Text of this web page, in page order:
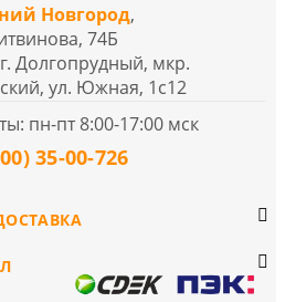
Новгород,
74Б
Долгопрудный, мкр.
ул. Южная, 1с12
пн-пт 8:00-17:00 мск
35-00-726